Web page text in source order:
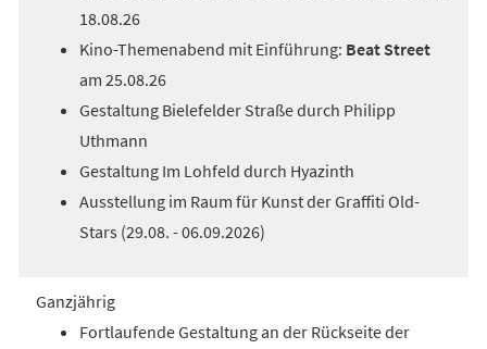
18.08.26
Kino-Themenabend mit Einführung: Beat Street
am 25.08.26
Gestaltung Bielefelder Straße durch Philipp
Uthmann
Gestaltung Im Lohfeld durch Hyazinth
Ausstellung im Raum für Kunst der Graffiti Old-
Stars (29.08. - 06.09.2026)
Ganzjährig
Fortlaufende Gestaltung an der Rückseite der